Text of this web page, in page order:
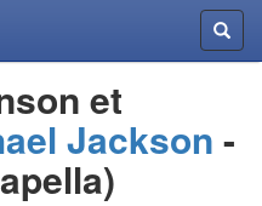
et
Jackson -